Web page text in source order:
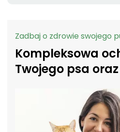
Zadbaj o zdrowie swojego
Kompleksowa
Twojego psa